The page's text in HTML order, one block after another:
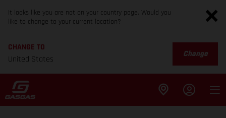
It looks like you are not on your country page. Would you
like to change to your current location?
CHANGE TO
United States
Change